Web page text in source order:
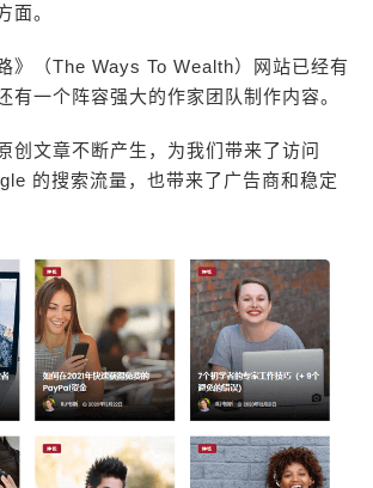
面。
》（The Ways To Wealth）网站已经有
有一个阵容强大的作家团队制作内容。
创文章不断产生，为我们带来了访问
的搜索流量，也带来了广告商和稳定